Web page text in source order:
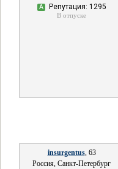
А Репутация: 1295
В отпуске
insurgentus, 63
Россия, Санкт-Петербург